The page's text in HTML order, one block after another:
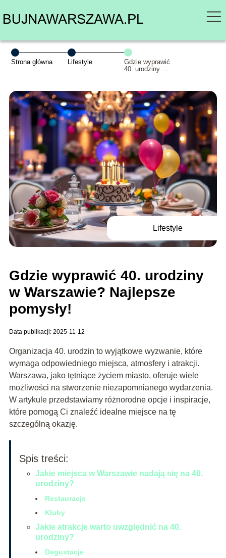
Strona główna Lifestyle
Gdzie wyprawić
40. urodziny w
pomysły!
Lifestyle
Gdzie wyprawić 40. urodziny
w Warszawie? Najlepsze
pomysły!
Data publikacji: 2025-11-12
Organizacja 40. urodzin to wyjątkowe wyzwanie, które
wymaga odpowiedniego miejsca, atmosfery i atrakcji.
Warszawa, jako tętniące życiem miasto, oferuje wiele
możliwości na stworzenie niezapomnianego wydarzenia.
W artykule przedstawiamy różnorodne opcje i inspiracje,
które pomogą Ci znaleźć idealne miejsce na tę
szczególną okazję.
Spis treści:
Jakie miejsca w Warszawie nadają się na 40.
urodziny?
Restauracje
Kluby
Jakie atrakcje warto uwzględnić na 40.
urodziny?
Degustacje